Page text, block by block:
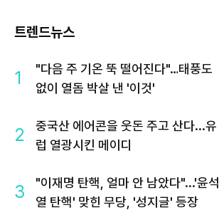
트렌드뉴스
1
"다음 주 기온 뚝 떨어진다"…태풍도
없이 열돔 박살 낸 '이것'
2
중국산 에어콘을 웃돈 주고 산다...유
럽 열광시킨 메이디
3
"이재명 탄핵, 얼마 안 남았다"...'윤석
열 탄핵' 맞힌 무당, '성지글' 등장